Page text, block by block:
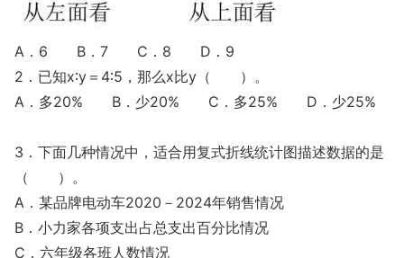
A．6 B．7 C．8 D．9
2．已知x∶y＝4∶5，那么x比y（ ）。
A．多20% B．少20% C．多25% D．少25%
3．下面几种情况中，适合用复式折线统计图描述数据的是
（ ）。
A．某品牌电动车2020－2024年销售情况
B．小力家各项支出占总支出百分比情况
C．六年级各班人数情况